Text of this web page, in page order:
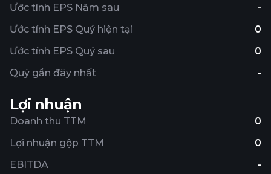
Ước tính EPS Năm sau
-
Ước tính EPS Quý hiện tại
0
Ước tính EPS Quý sau
0
Quý gần đây nhất
-
Lợi nhuận
Doanh thu TTM
0
Lợi nhuận gộp TTM
0
EBITDA
-